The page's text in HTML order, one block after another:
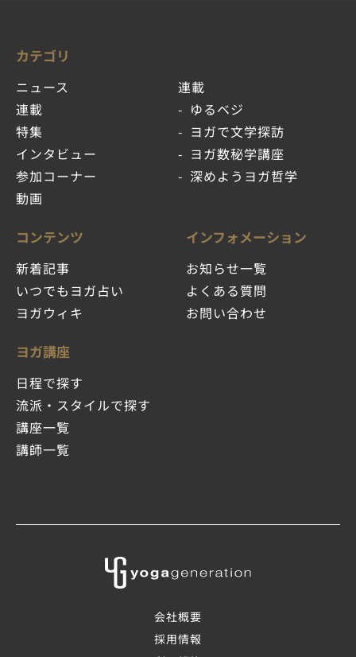
カテゴリ
ニュース
連載
特集
インタビュー
参加コーナー
動画
連載
ゆるベジ
ヨガで文学探訪
ヨガ数秘学講座
深めようヨガ哲学
コンテンツ
新着記事
いつでもヨガ占い
ヨガウィキ
ヨガ講座
日程で探す
流派・スタイルで探す
講座一覧
講師一覧
インフォメーション
お知らせ一覧
よくある質問
お問い合わせ
会社概要
採用情報